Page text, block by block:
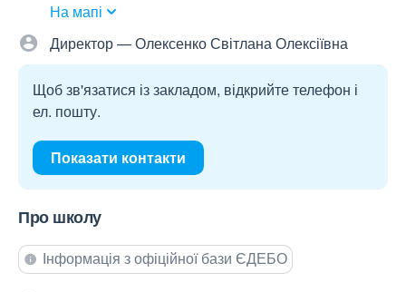
На мапі
Директор — Олексенко Світлана Олексіївна
Щоб зв'язатися із закладом, відкрийте телефон і
ел. пошту.
Показати контакти
Про школу
Інформація з офіційної бази ЄДЕБО